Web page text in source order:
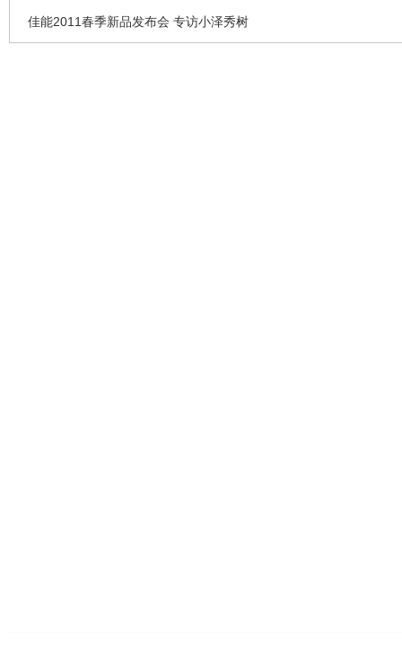
佳能2011春季新品发布会 专访小泽秀树